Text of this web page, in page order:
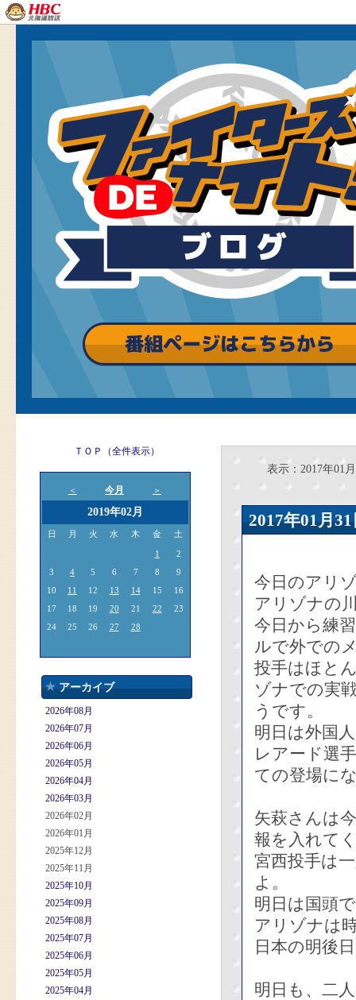
ＴＯＰ（全件表示）
＜ 今月 ＞
2019年02月
日 月 火 水 木 金 土
1
2
3
4 5 6 7 8
9
10
11 12 13 14 15
16
17
18 19 20 21 22
23
24
25 26 27 28
アーカイブ
2026年08月
2026年07月
2026年06月
2026年05月
2026年04月
2026年03月
2026年02月
2026年01月
2025年12月
2025年11月
2025年10月
2025年09月
2025年08月
2025年07月
2025年06月
2025年05月
2025年04月
表示：2017年01月
2017年01
今日のアリ
アリゾナの
今日から練
ルで外での
投手はほと
ゾナでの実
うです。
明日は外国
レアード選
ての登場に
矢萩さんは
報を入れて
宮西投手は
よ。
明日は国頭
アリゾナは
日本の明後
明日も、二